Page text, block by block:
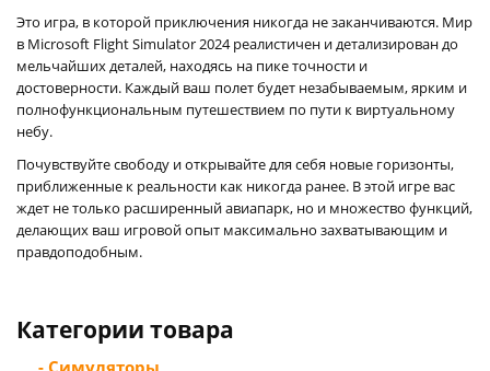
Это игра, в которой приключения никогда не заканчиваются. Мир
в Microsoft Flight Simulator 2024 реалистичен и детализирован до
мельчайших деталей, находясь на пике точности и
достоверности. Каждый ваш полет будет незабываемым, ярким и
полнофункциональным путешествием по пути к виртуальному
небу.
Почувствуйте свободу и открывайте для себя новые горизонты,
приближенные к реальности как никогда ранее. В этой игре вас
ждет не только расширенный авиапарк, но и множество функций,
делающих ваш игровой опыт максимально захватывающим и
правдоподобным.
Категории товара
- Симуляторы